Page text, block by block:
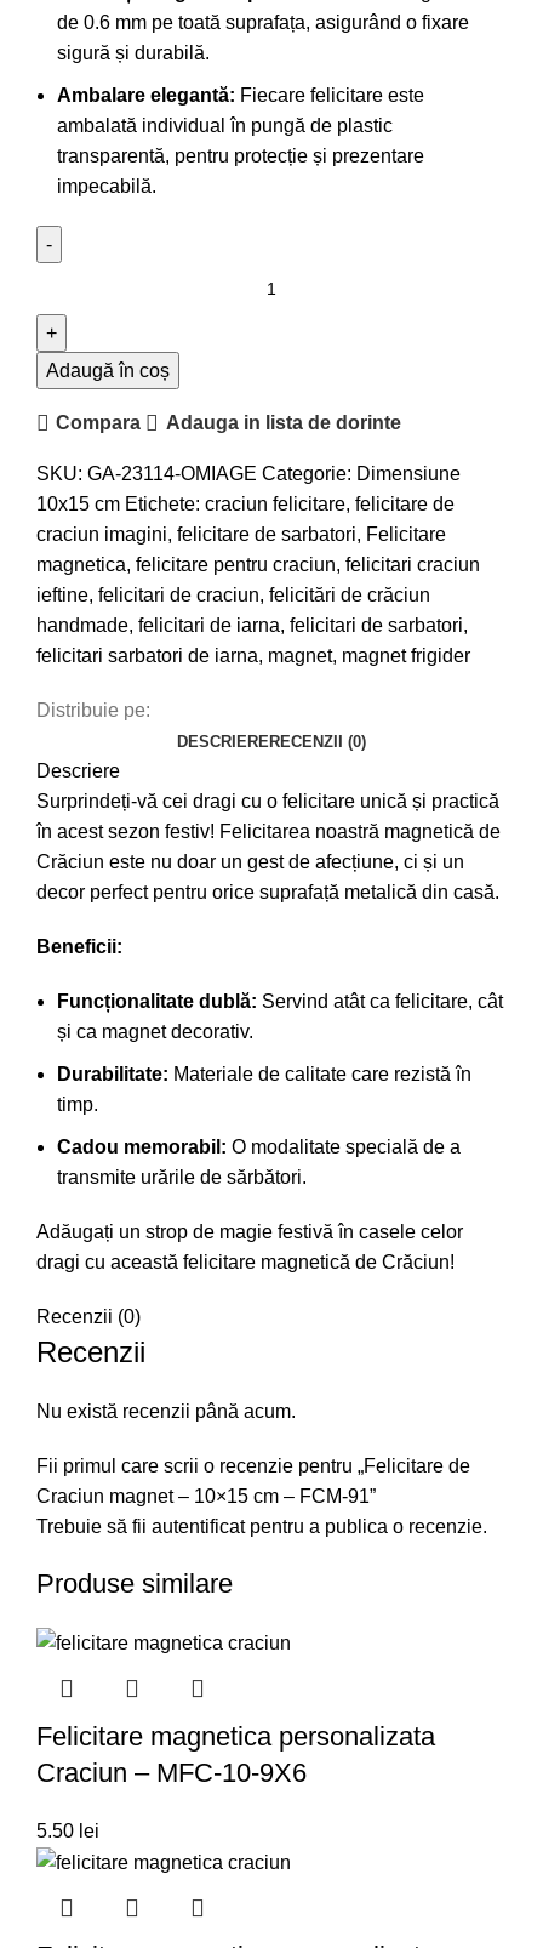
de 0.6 mm pe toată suprafața, asigurând o fixare
sigură și durabilă.
Ambalare elegantă: Fiecare felicitare este
ambalată individual în pungă de plastic
transparentă, pentru protecție și prezentare
impecabilă.
Adaugă în coș
Compara Adauga in lista de dorinte
SKU: GA-23114-OMIAGE Categorie: Dimensiune
10x15 cm Etichete: craciun felicitare, felicitare de
craciun imagini, felicitare de sarbatori, Felicitare
magnetica, felicitare pentru craciun, felicitari craciun
ieftine, felicitari de craciun, felicitări de crăciun
handmade, felicitari de iarna, felicitari de sarbatori,
felicitari sarbatori de iarna, magnet, magnet frigider
Distribuie pe:
DESCRIERE RECENZII (0)
Descriere
Surprindeți-vă cei dragi cu o felicitare unică și practică
în acest sezon festiv! Felicitarea noastră magnetică de
Crăciun este nu doar un gest de afecțiune, ci și un
decor perfect pentru orice suprafață metalică din casă.
Beneficii:
Funcționalitate dublă: Servind atât ca felicitare, cât
și ca magnet decorativ.
Durabilitate: Materiale de calitate care rezistă în
timp.
Cadou memorabil: O modalitate specială de a
transmite urările de sărbători.
Adăugați un strop de magie festivă în casele celor
dragi cu această felicitare magnetică de Crăciun!
Recenzii (0)
Recenzii
Nu există recenzii până acum.
Fii primul care scrii o recenzie pentru „Felicitare de
Craciun magnet – 10×15 cm – FCM-91”
Trebuie să fii autentificatpentru a publica o recenzie.
Produse similare
Felicitare magnetica personalizata
Craciun – MFC-10-9X6
5.50 lei